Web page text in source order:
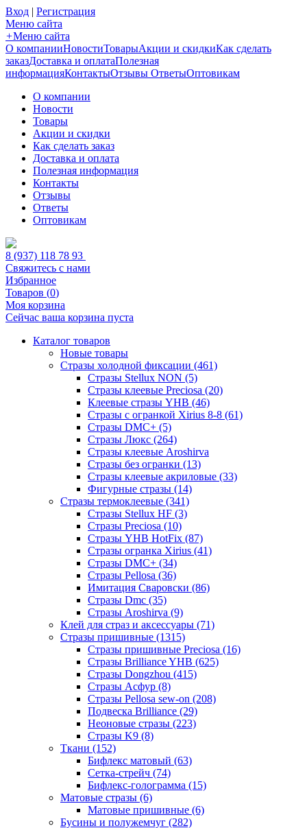
Вход | Регистрация
Меню сайта
+Меню сайта
О компанииНовостиТоварыАкции и скидкиКак сделать
заказДоставка и оплатаПолезная
информацияКонтактыОтзывы ОтветыОптовикам
О компании
Новости
Товары
Акции и скидки
Как сделать заказ
Доставка и оплата
Полезная информация
Контакты
Отзывы
Ответы
Оптовикам
8 (937) 118 78 93
Свяжитесь с нами
Избранное
Товаров (0)
Моя корзина
Сейчас ваша корзина пуста
Каталог товаров
Новые товары
Стразы холодной фиксации (461)
Стразы Stellux NON (5)
Стразы клеевые Preciosa (20)
Клеевые стразы YHB (46)
Стразы с огранкой Xirius 8-8 (61)
Стразы DMC+ (5)
Стразы Люкс (264)
Стразы клеевые Aroshirva
Стразы без огранки (13)
Стразы клеевые акриловые (33)
Фигурные стразы (14)
Стразы термоклеевые (341)
Стразы Stellux HF (3)
Стразы Preciosa (10)
Стразы YHB HotFix (87)
Стразы огранка Xirius (41)
Стразы DMC+ (34)
Стразы Pellosa (36)
Имитация Сваровски (86)
Стразы Dmc (35)
Стразы Aroshirva (9)
Клей для страз и аксессуары (71)
Стразы пришивные (1315)
Стразы пришивные Preciosa (16)
Стразы Brilliance YHB (625)
Стразы Dongzhou (415)
Стразы Асфур (8)
Стразы Pellosa sew-on (208)
Подвеска Brilliance (29)
Неоновые стразы (223)
Стразы K9 (8)
Ткани (152)
Бифлекс матовый (63)
Сетка-стрейч (74)
Бифлекс-голограмма (15)
Матовые стразы (6)
Матовые пришивные (6)
Бусины и полужемчуг (282)